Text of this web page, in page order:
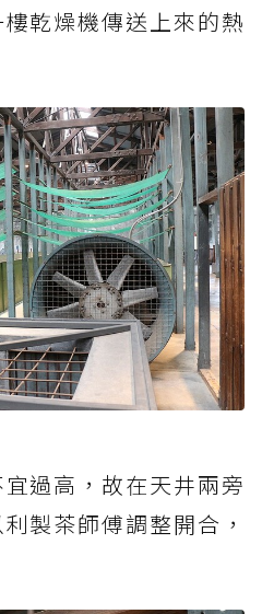
乾燥機傳送上來的熱
過高，故在天井兩旁
製茶師傅調整開合，